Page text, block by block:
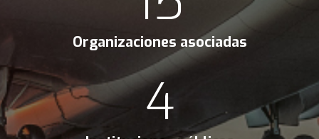
Organizaciones asociadas
4